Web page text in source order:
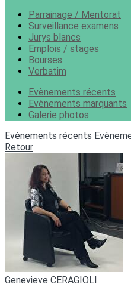
Parrainage / Mentorat
Surveillance examens
Jurys blancs
Emplois / stages
Bourses
Verbatim
Evènements récents
Evènements marquants
Galerie photos
Evènements récents
Retour
Genevieve CERAGIOLI